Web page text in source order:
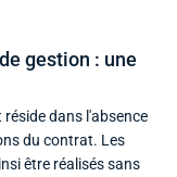
gestion : une
dans l'absence
du contrat. Les
être réalisés sans